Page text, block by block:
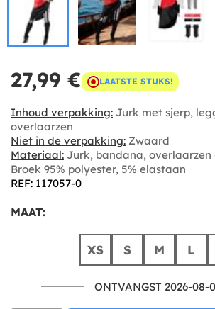
27,99 € LAATSTE STUKS!
Inhoud verpakking: Jurk met sjerp,
overlaarzen
Niet in de verpakking: Zwaard
Materiaal: Jurk, bandana, overlaarzen
Broek 95% polyester, 5% elastaan
REF: 117057-0
MAAT:
XS S M L
ONTVANGST 2026-08-